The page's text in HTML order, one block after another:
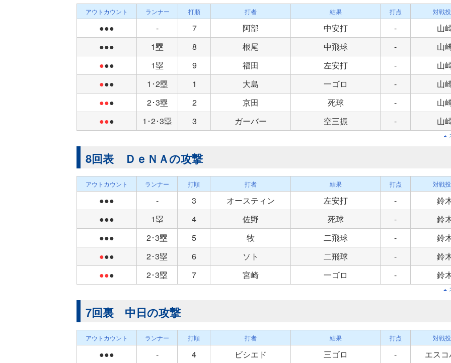
アウトカウント ランナー 打順 打者 結果 打点 対戦
●●● - 7 阿部 中安打 -
山
●●●
1塁 8 根尾 中飛球 -
山
●●● 1塁 9 福田 左安打 -
山
●●● 1･2塁 1 大島 一ゴロ -
山
●●● 2･3塁 2 京田 死球 -
山
●●● 1･2･3塁 3 ガーバー 空三振 - 山
8回表 ＤｅＮＡの攻撃
アウトカウント ランナー 打順 打者 結果 打点 対戦
●●● - 3 オースティン 左安打 -
鈴
●●●
1塁 4 佐野 死球 -
鈴
●●●
2･3塁 5 牧 二飛球 -
鈴
●●● 2･3塁 6 ソト 二飛球 -
鈴
●●● 2･3塁 7 宮崎 一ゴロ - 鈴
7回裏 中日の攻撃
アウトカウント ランナー 打順 打者 結果 打点 対戦
●●● - 4 ビシエド 三ゴロ -
エス